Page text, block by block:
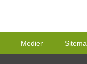
Medien